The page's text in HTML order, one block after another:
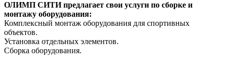
ОЛИМП СИТИ предлагает свои услуги по сборке и
монтажу оборудования:
Комплексный монтаж оборудования для спортивных
объектов.
Установка отдельных элементов.
Сборка оборудования.